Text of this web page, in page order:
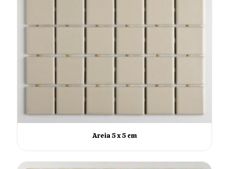
Areia 5 x 5 cm